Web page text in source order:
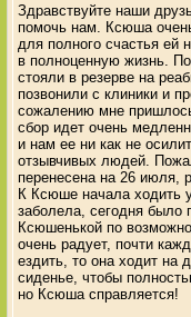
Здравствуйте наши
помочь нам. Ксюша
для полного счастья ей
в полноценную жизнь.
стояли в резерве на
позвонили с клиники и
сожалению мне пришлось
сбор идет очень
и нам ее ни как не
отзывчивых людей.
перенесена на 26 июля,
К Ксюше начала ходить
заболела, сегодня было
Ксюшенькой по
очень радует, почти
ездить, то она ходит на
сиденье, чтобы
но Ксюша справляется!